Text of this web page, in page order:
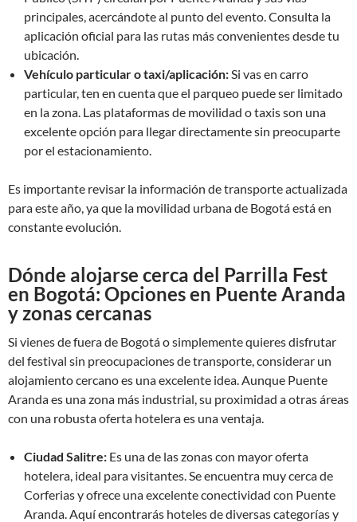
principales, acercándote al punto del evento. Consulta la
aplicación oficial para las rutas más convenientes desde tu
ubicación.
Vehículo particular o taxi/aplicación:Si vas en carro
particular, ten en cuenta que el parqueo puede ser limitado
en la zona. Las plataformas de movilidad o taxis son una
excelente opción para llegar directamente sin preocuparte
por el estacionamiento.
Es importante revisar la información de transporte actualizada
para este año, ya que la movilidad urbana de Bogotá está en
constante evolución.
Dónde alojarse cerca del Parrilla Fest
en Bogotá: Opciones en Puente Aranda
y zonas cercanas
Si vienes de fuera de Bogotá o simplemente quieres disfrutar
del festival sin preocupaciones de transporte, considerar un
alojamiento cercano es una excelente idea. Aunque Puente
Aranda es una zona más industrial, su proximidad a otras áreas
con una robusta oferta hotelera es una ventaja.
Ciudad Salitre: Es una de las zonas con mayor oferta
hotelera, ideal para visitantes. Se encuentra muy cerca de
Corferias y ofrece una excelente conectividad con Puente
Aranda. Aquí encontrarás hoteles de diversas categorías y